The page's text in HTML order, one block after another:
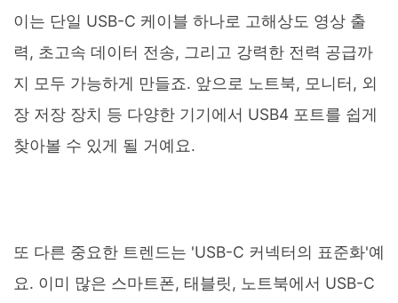
이는 단일 USB-C 케이블 하나로 고해상도 영상 출
력, 초고속 데이터 전송, 그리고 강력한 전력 공급까
지 모두 가능하게 만들죠. 앞으로 노트북, 모니터, 외
장 저장 장치 등 다양한 기기에서 USB4 포트를 쉽게
찾아볼 수 있게 될 거예요.
또 다른 중요한 트렌드는 'USB-C 커넥터의 표준화'예
요. 이미 많은 스마트폰, 태블릿, 노트북에서 USB-C